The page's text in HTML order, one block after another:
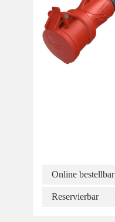
Online bestellbar
Reservierbar